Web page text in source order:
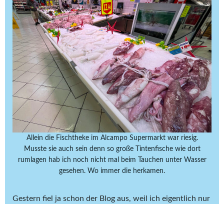
Allein die Fischtheke im Alcampo Supermarkt war riesig.
Musste sie auch sein denn so große Tintenfische wie dort
rumlagen hab ich noch nicht mal beim Tauchen unter Wasser
gesehen. Wo immer die herkamen.
Gestern fiel ja schon der Blog aus, weil ich eigentlich nur